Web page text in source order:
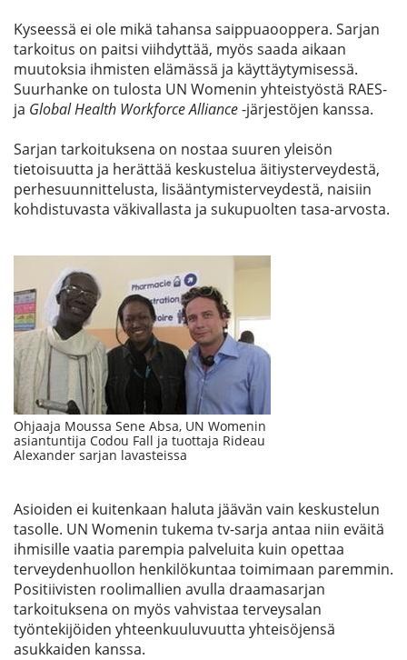
Kyseessä ei ole mikä tahansa saippuaooppera. Sarjan
tarkoitus on paitsi viihdyttää, myös saada aikaan
muutoksia ihmisten elämässä ja käyttäytymisessä.
Suurhanke on tulosta UN Womenin yhteistyöstä RAES-
ja Global Health Workforce Alliance-järjestöjen kanssa.
Sarjan tarkoituksena on nostaa suuren yleisön
tietoisuutta ja herättää keskustelua äitiysterveydestä,
perhesuunnittelusta, lisääntymisterveydestä, naisiin
kohdistuvasta väkivallasta ja sukupuolten tasa-arvosta.
Ohjaaja Moussa Sene Absa, UN Womenin
asiantuntija Codou Fall ja tuottaja Rideau
Alexander sarjan lavasteissa
Asioiden ei kuitenkaan haluta jäävän vain keskustelun
tasolle. UN Womenin tukema tv-sarja antaa niin eväitä
ihmisille vaatia parempia palveluita kuin opettaa
terveydenhuollon henkilökuntaa toimimaan paremmin.
Positiivisten roolimallien avulla draamasarjan
tarkoituksena on myös vahvistaa terveysalan
työntekijöiden yhteenkuuluvuutta yhteisöjensä
asukkaiden kanssa.